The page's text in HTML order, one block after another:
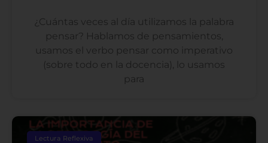
¿Cuántas veces al día utilizamos la palabra
pensar? Hablamos de pensamientos,
usamos el verbo pensar como imperativo
(sobre todo en la docencia), lo usamos
para
Lectura Reflexiva